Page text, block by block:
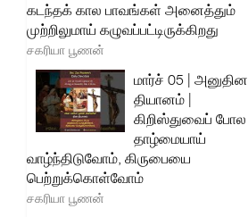
கடந்தக் கால பாவங்கள் அனைத்தும்
முற்றிலுமாய் கழுவப்பட்டிருக்கிறது
சகரியா பூணன்
மார்ச் 05 | அனுதின
தியானம் |
கிறிஸ்துவைப் போல
தாழ்மையாய்
வாழ்ந்திடுவோம், கிருபையை
பெற்றுக்கொள்வோம்
சகரியா பூணன்